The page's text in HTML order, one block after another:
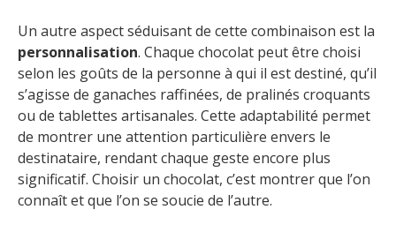
Un autre aspect séduisant de cette combinaison est la
personnalisation. Chaque chocolat peut être choisi
selon les goûts de la personne à qui il est destiné, qu’il
s’agisse de ganaches raffinées, de pralinés croquants
ou de tablettes artisanales. Cette adaptabilité permet
de montrer une attention particulière envers le
destinataire, rendant chaque geste encore plus
significatif. Choisir un chocolat, c’est montrer que l’on
connaît et que l’on se soucie de l’autre.